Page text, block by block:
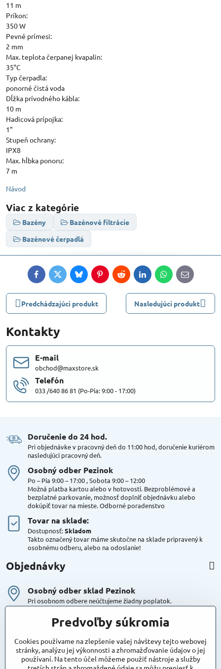
11 m
Príkon:
350 W
Pevné prímesi:
2 mm
Max. teplota čerpanej kvapalin:
35°C
Typ čerpadla:
ponorné čistá voda
Dĺžka prívodného kábla:
10 m
Hadicová prípojka:
1"
Stupeň ochrany:
IPX8
Max. hĺbka ponoru:
7 m
Návod
Viac z kategórie
Bazény
Bazénové filtrácie
Bazénové čerpadlá
FacebookTwitterBlueskyPinterestRedditLinkedInWhatsApp
E-
mail
Predchádzajúci produkt Nasledujúci produkt
Kontakty
E-mail
obchod@maxstore.sk
Telefón
033 /640 86 81 (Po-Pia: 9:00 - 17:00)
Doručenie do 24 hod​.
Pri objednávke v pracovný deň do 11:00 hod, doručenie kuriérom
nasledujúci pracovný deň.
Osobný odber Pezinok
Po – Pia 9:00 – 17:00 , Sobota 9:00 – 12:00
Možná platba kartou alebo v hotovosti. Bezproblémové a
bezplatné parkovanie, možnosť doplniť objednávku alebo
dokúpiť tovar na mieste. Odborné poradenstvo
Tovar na sklade:
Dostupnosť:Skladom
Takto označený tovar máme skutočne na sklade pripravený k
osobnému odberu, alebo na odoslanie!
Objednávky
Osobný odber sklad Pezinok
Pri osobnom odbere neúčtujeme žiadny poplatok.
Kuriér DPD , Geis
Cena za dopravu:
Maxstore
Predvoľby súkromia
Cookies používame na zlepšenie vašej návštevy tejto webovej
stránky, analýzu jej výkonnosti a zhromažďovanie údajov o jej
používaní. Na tento účel môžeme použiť nástroje a služby